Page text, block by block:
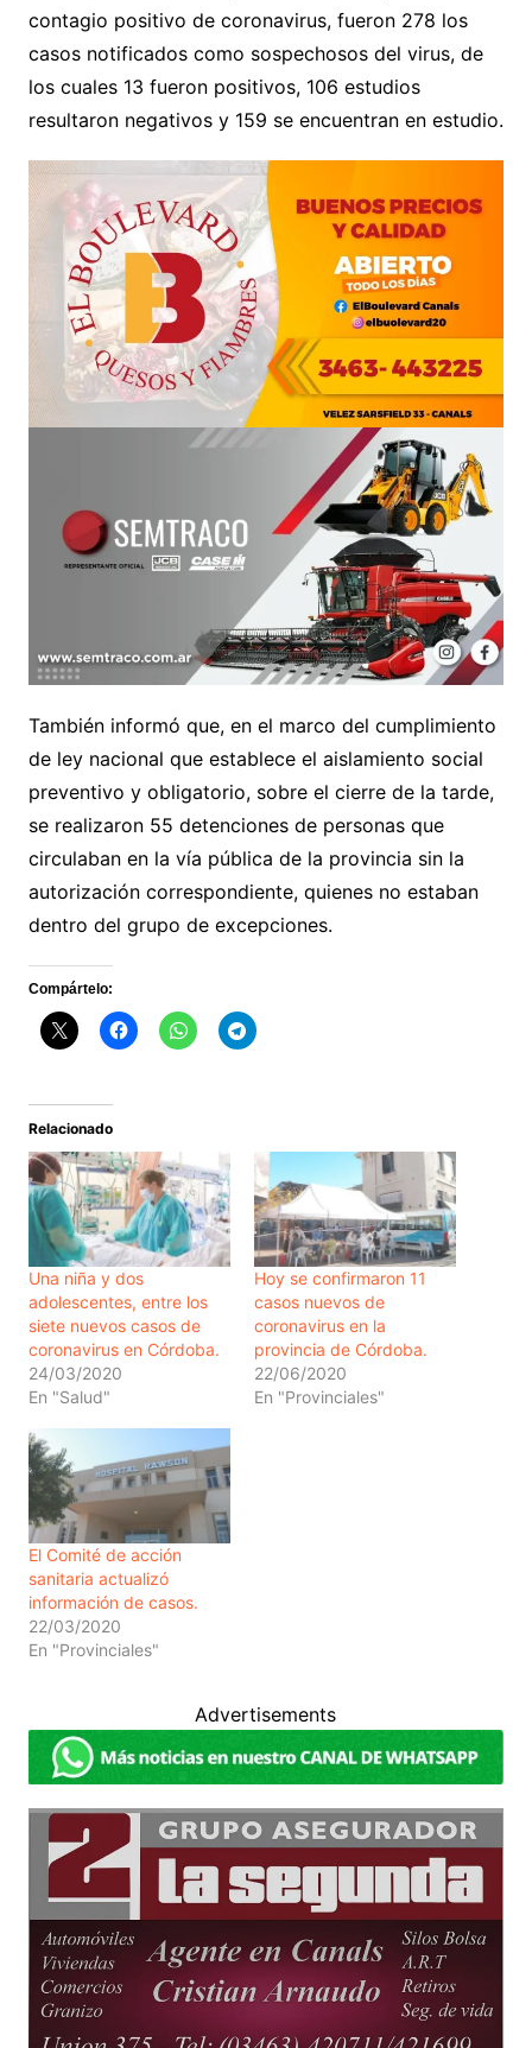
contagio positivo de coronavirus, fueron 278 los
casos notificados como sospechosos del virus, de
los cuales 13 fueron positivos, 106 estudios
resultaron negativos y 159 se encuentran en estudio.
También informó que, en el marco del cumplimiento
de ley nacional que establece el aislamiento social
preventivo y obligatorio, sobre el cierre de la tarde,
se realizaron 55 detenciones de personas que
circulaban en la vía pública de la provincia sin la
autorización correspondiente, quienes no estaban
dentro del grupo de excepciones.
Compártelo:
Relacionado
Una niña y dos
adolescentes, entre los
siete nuevos casos de
coronavirus en Córdoba.
24/03/2020
En "Salud"
Hoy se confirmaron 11
casos nuevos de
coronavirus en la
provincia de Córdoba.
22/06/2020
En "Provinciales"
El Comité de acción
sanitaria actualizó
información de casos.
22/03/2020
En "Provinciales"
Advertisements